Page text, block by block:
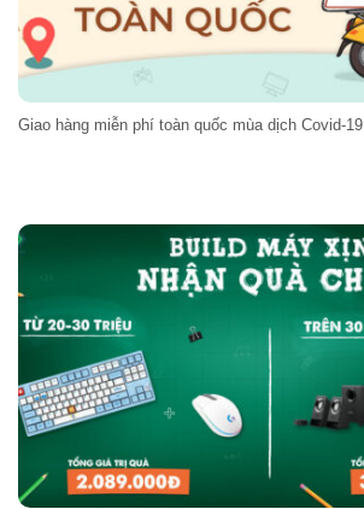
Giao hàng miễn phí toàn quốc mùa dịch Covid-19